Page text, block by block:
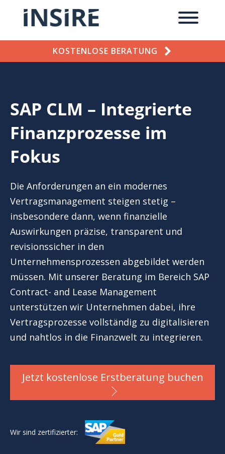
KOSTENLOSE BERATUNG
SAP CLM – Integrierte
Finanzprozesse im
Fokus
Die Anforderungen an ein modernes
Vertragsmanagement steigen stetig –
insbesondere dann, wenn finanzielle
Auswirkungen präzise, transparent und
revisionssicher in den
Unternehmensprozessen abgebildet werden
müssen. Mit unserer Beratung im Bereich SAP
Contract- and Lease Management
unterstützen wir Unternehmen dabei, ihre
Vertragsprozesse vollständig zu digitalisieren
und nahtlos in die Finanzwelt zu integrieren.
Jetzt kostenlose Erstberatung buchen
Wir sind zertifizierter: